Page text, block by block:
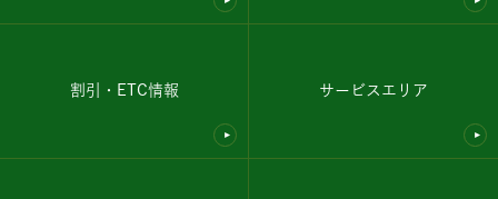
割引・ETC情報 サービスエリア